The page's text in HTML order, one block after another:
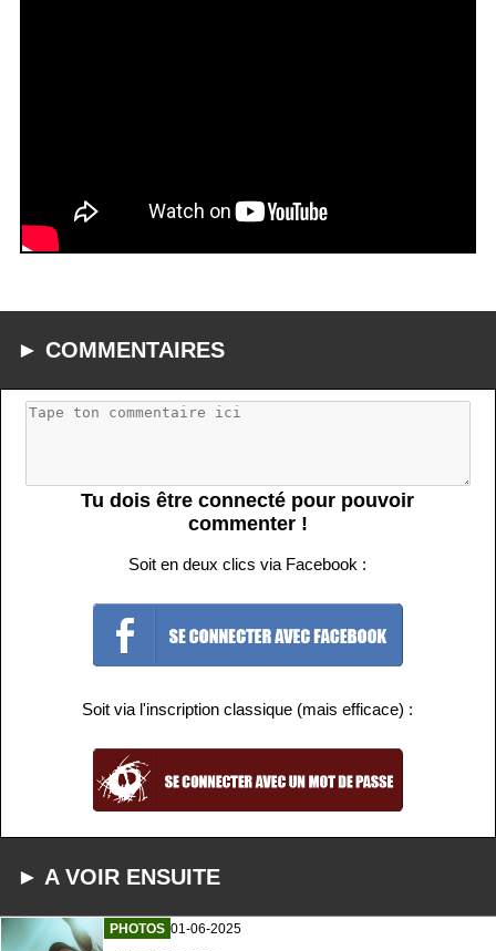
► COMMENTAIRES
Tu dois être connecté pour pouvoir
commenter !
Soit en deux clics via Facebook :
Soit via l'inscription classique (mais efficace) :
► A VOIR ENSUITE
PHOTOS 01-06-2025